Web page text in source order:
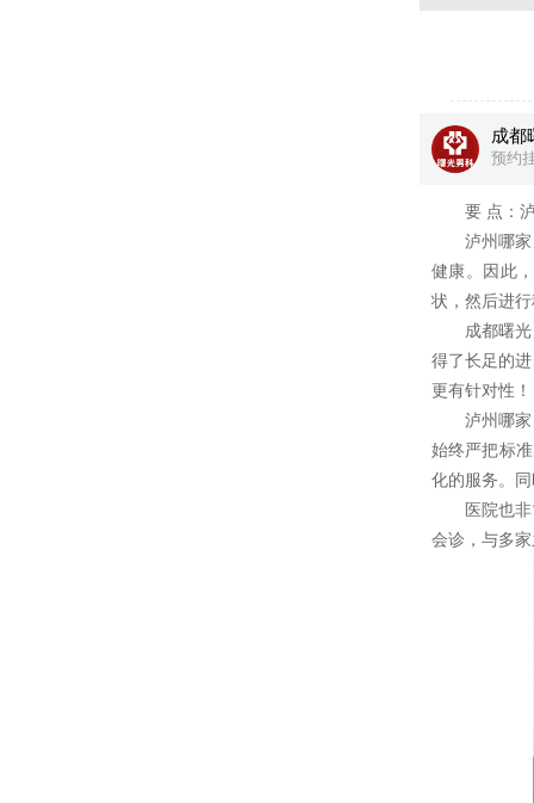
成都
预约
要 点：泸
泸州哪家男
健康。因此
状，然后进
成都曙光男
得了长足的
更有针对性！
泸州哪家男
始终严把标
化的服务。
医院也非常
会诊，与多